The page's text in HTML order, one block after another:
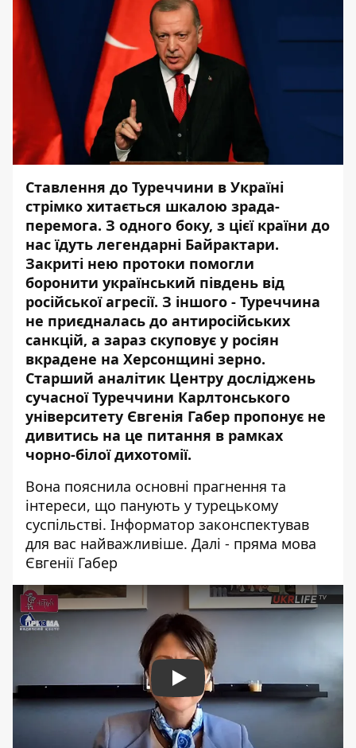
Ставлення до Туреччини в Україні
стрімко хитається шкалою зрада-
перемога. З одного боку, з цієї країни до
нас їдуть легендарні Байрактари.
Закриті нею протоки помогли
боронити український південь від
російської агресії. З іншого - Туреччина
не приєдналась до антиросійських
санкцій, а зараз скуповує у росіян
вкрадене на Херсонщині зерно.
Старший аналітик Центру досліджень
сучасної Туреччини Карлтонського
університету Євгенія Габер пропонує не
дивитись на це питання в рамках
чорно-білої дихотомії.
Вона пояснила основні прагнення та
інтереси, що панують у турецькому
суспільстві. Інформатор законспектував
для вас найважливіше. Далі - пряма мова
Євгенії Габер
Play